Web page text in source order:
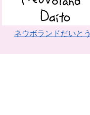
ネウボランドだいとう